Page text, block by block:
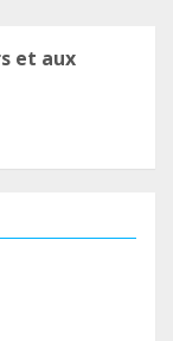
et aux